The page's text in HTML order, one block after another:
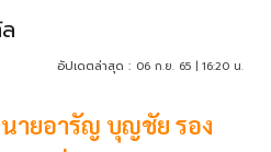
อัปเดตล่าสุด : 06 ก.ย. 65 | 16:20 น.
ายอารัญ บุญชัย รอง